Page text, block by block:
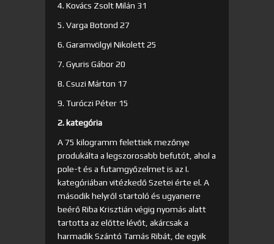
4. Kovács Zsolt Milán 31
5. Varga Botond 27
6. Garamvölgyi Nikolett 25
7. Gyuris Gábor 20
8. Csuzi Márton 17
9. Turóczi Péter 15
2. kategória
A 75 kilogramm felettiek mezőnye
produkálta a legszorosabb befutót, ahol a
pole-t és a futamgyőzelmet is az I.
kategóriában vitézkedő Szetei érte el. A
második helyről startoló és ugyanerre
beérő Riba Krisztián végig nyomás alatt
tartotta az előtte lévőt, akárcsak a
harmadik Szántó Tamás Ribát, de egyik